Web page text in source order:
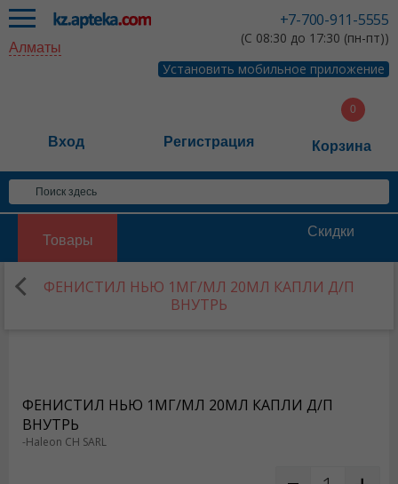
+7-700-911-5555
(С 08:30 до 17:30 (пн-пт))
Установить мобильное приложение
Алматы
Вход Регистрация Корзина
Товары
Скидки
ФЕНИСТИЛ НЬЮ 1МГ/МЛ 20МЛ КАПЛИ Д/П
ВНУТРЬ
ФЕНИСТИЛ НЬЮ 1МГ/МЛ 20МЛ КАПЛИ Д/П
ВНУТРЬ
-Haleon CH SARL